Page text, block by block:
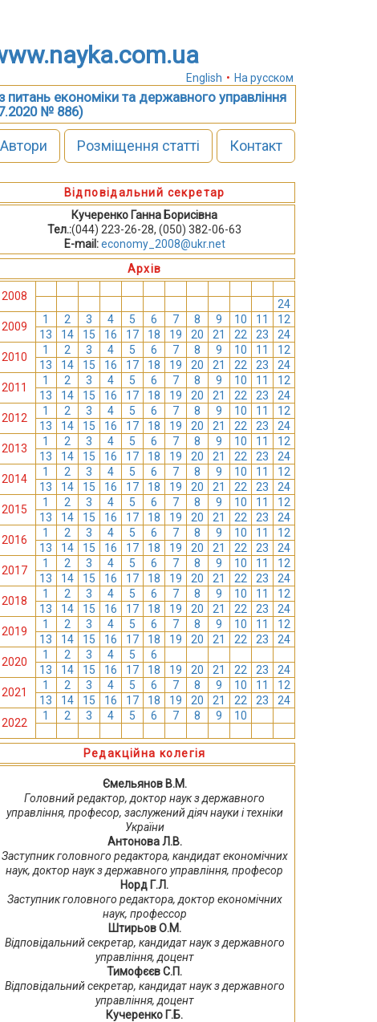
English • На русском
питань економіки та державного управління
№ 886)
Автори Розміщення статті Контакт
Відповідальний секретар
Кучеренко Ганна Борисівна
Тел.:(044) 223-26-28, (050) 382-06-63
E-mail:economy_2008@ukr.net
Архів
2008
24
2009
1 2 3 4 5 6 7 8 9 10 11
12
13
14 15 16 17 18 19 20 21 22 23
24
2010
1 2 3 4 5 6 7 8 9 10 11
12
13
14 15 16 17 18 19 20 21 22 23
24
2011
1 2 3 4 5 6 7 8 9 10 11
12
13
14 15 16 17 18 19 20 21 22 23
24
2012
1 2 3 4 5 6 7 8 9 10 11
12
13
14 15 16 17 18 19 20 21 22 23
24
2013
1 2 3 4 5 6 7 8 9 10 11
12
13
14 15 16 17 18 19 20 21 22 23
24
2014
1 2 3 4 5 6 7 8 9 10 11
12
13
14 15 16 17 18 19 20 21 22 23
24
2015
1 2 3 4 5 6 7 8 9 10 11
12
13
14 15 16 17 18 19 20 21 22 23
24
2016
1 2 3 4 5 6 7 8 9 10 11
12
13
14 15 16 17 18 19 20 21 22 23
24
2017
1 2 3 4 5 6 7 8 9 10 11
12
13
14 15 16 17 18 19 20 21 22 23
24
2018
1 2 3 4 5 6 7 8 9 10 11
12
13
14 15 16 17 18 19 20 21 22 23
24
2019
1 2 3 4 5 6 7 8 9 10 11
12
13
14 15 16 17 18 19 20 21 22 23
24
2020
1 2 3 4 5 6
13
14 15 16 17 18 19 20 21 22 23
24
2021
1 2 3 4 5 6 7 8 9 10 11
12
13
14 15 16 17 18 19 20 21 22 23
24
2022
1 2 3 4 5 6 7 8 9 10
Редакційна колегія
Ємельянов В.М.
Головний редактор, доктор наук з державного
управління, професор, заслужений діяч науки і техніки
України
Антонова Л.В.
Заступник головного редактора, кандидат економічних
наук, доктор наук з державного управління, професор
Норд Г.Л.
Заступник головного редактора, доктор економічних
наук, профессор
Штирьов О.М.
Відповідальний секретар, кандидат наук з державного
управління, доцент
Тимофєєв С.П.
Відповідальний секретар, кандидат наук з державного
управління, доцент
Кучеренко Г.Б.